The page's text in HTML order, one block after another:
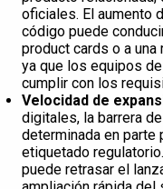
oficiales. El aumento
código puede
product cards o a
ya que los equipos
cumplir con los
Velocidad de
digitales, la barrera
determinada en parte
etiquetado
puede retrasar el